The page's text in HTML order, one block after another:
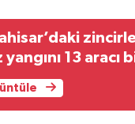
yangını 13 aracı